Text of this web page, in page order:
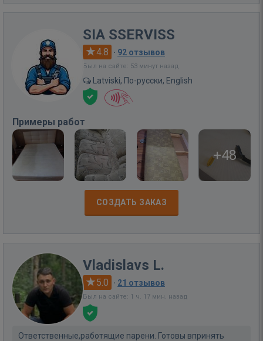
SIA SSERVISS
4.8 · 92 отзывов
Был на сайте: 53 минут назад
Latviski, По-русски, English
Примеры работ
+48
СОЗДАТЬ ЗАКАЗ
Vladislavs L.
5.0 · 21 отзывов
Был на сайте: 1 ч. 17 мин. назад
Ответственные,работящие парени. Готовы впринять